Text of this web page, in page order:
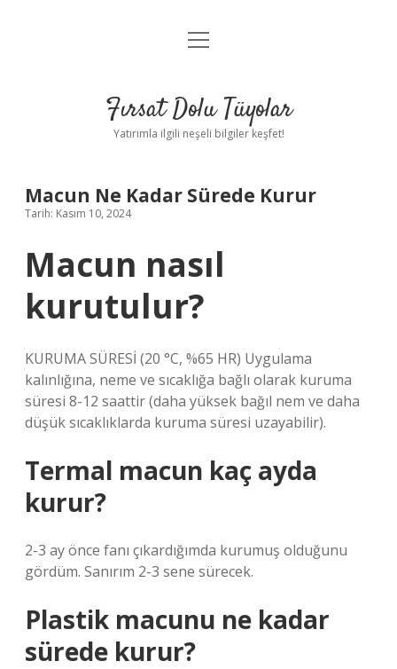
Gizlilik Politikası
Yasal Uyarı
menüyü
Fırsat Dolu Tüyolar
Yatırımla ilgili neşeli bilgiler keşfet!
Macun Ne Kadar Sürede Kurur
Tarih: Kasım 10, 2024
Macun nasıl
kurutulur?
KURUMA SÜRESİ (20 °C, %65 HR) Uygulama
kalınlığına, neme ve sıcaklığa bağlı olarak kuruma
süresi 8-12 saattir (daha yüksek bağıl nem ve daha
düşük sıcaklıklarda kuruma süresi uzayabilir).
Termal macun kaç ayda
kurur?
2-3 ay önce fanı çıkardığımda kurumuş olduğunu
gördüm. Sanırım 2-3 sene sürecek.
Plastik macunu ne kadar
sürede kurur?